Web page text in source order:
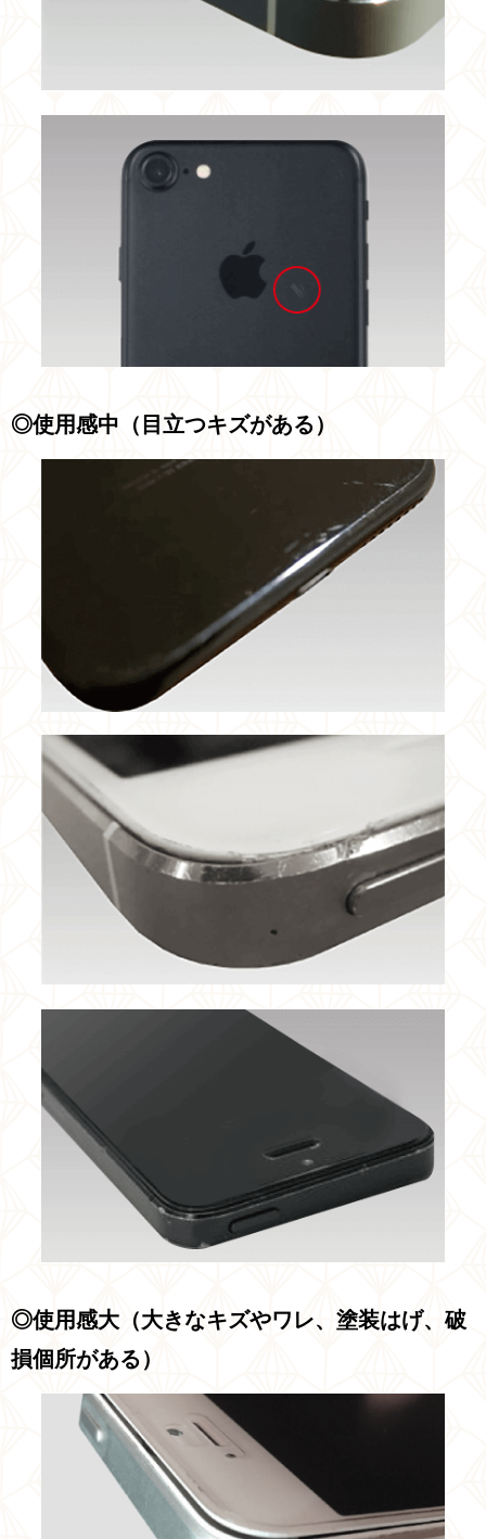
◎使用感中（目立つキズがある）
◎使用感大（大きなキズやワレ、塗装はげ、破
損個所がある）